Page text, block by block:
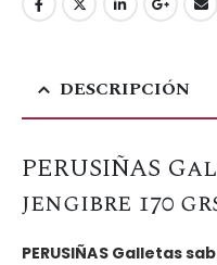
DESCRIPCIÓN
PERUSIÑAS
jengibre 170
PERUSIÑAS Galletas